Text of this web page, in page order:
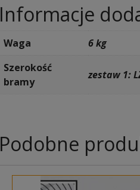
Informacje
Waga
6 kg
Szerokość
bramy
zestaw 1:
Podobne